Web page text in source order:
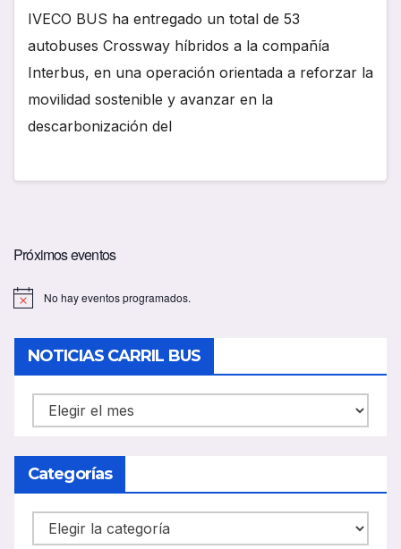
IVECO BUS ha entregado un total de 53
autobuses Crossway híbridos a la compañía
Interbus, en una operación orientada a reforzar la
movilidad sostenible y avanzar en la
descarbonización del
Próximos eventos
No hay eventos programados.
NOTICIAS CARRIL BUS
NOTICIAS
CARRIL
BUS
Categorías
Categorías